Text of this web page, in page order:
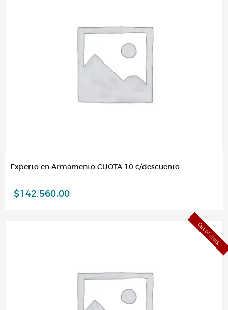
Experto en Armamento CUOTA 10 c/descuento
$142.560,00
Out of stock